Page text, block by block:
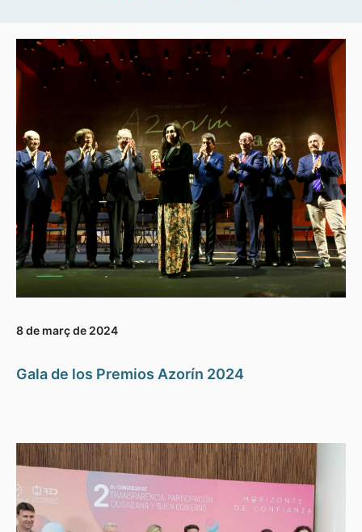
8 de març de 2024
Gala de los Premios Azorín 2024